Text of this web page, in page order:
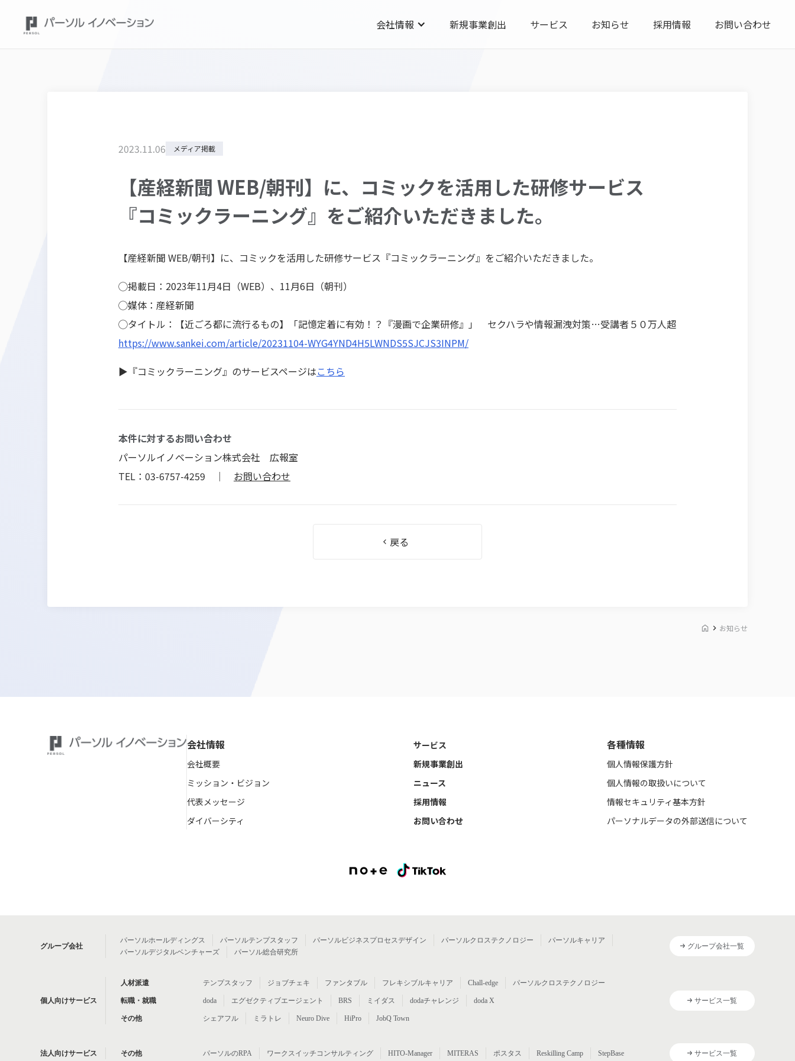
会社情報 新規事業創出 サービス お知らせ 採用情報 お問い合わせ
2023.11.06 メディア掲載
【産経新聞 WEB/朝刊】に、コミックを活用した研修サービス
『コミックラーニング』をご紹介いただきました。
【産経新聞 WEB/朝刊】に、コミックを活用した研修サービス『コミックラーニング』をご紹介いただきました。
◯掲載日：2023年11月4日（WEB）、11月6日（朝刊）
◯媒体：産経新聞
◯タイトル：【近ごろ都に流行るもの】「記憶定着に有効！？『漫画で企業研修』」 セクハラや情報漏洩対策…受講者５０万人超
https://www.sankei.com/article/20231104-WYG4YND4H5LWNDS5SJCJS3INPM/
▶『コミックラーニング』のサービスページはこちら
本件に対するお問い合わせ
パーソルイノベーション株式会社 広報室
TEL：03-6757-4259 ｜ お問い合わせ
戻る
お知らせ
会社情報
会社概要
ミッション・ビジョン
代表メッセージ
ダイバーシティ
サービス
新規事業創出
ニュース
採用情報
お問い合わせ
各種情報
個人情報保護方針
個人情報の取扱いについて
情報セキュリティ基本方針
パーソナルデータの外部送信について
グループ会社
パーソルホールディングス パーソルテンプスタッフ パーソルビジネスプロセスデザイン パーソルクロステクノロジー
パーソルキャリア
パーソルデジタルベンチャーズ
パーソル総合研究所
グループ会社一覧
個人向けサービス
人材派遣 テンプスタッフ ジョブチェキ ファンタブル フレキシブルキャリア Chall-edge パーソルクロステクノロジー
転職・就職 doda エグゼクティブエージェント BRS ミイダス dodaチャレンジ doda X
その他 シェアフル ミラトレ Neuro Dive HiPro JobQ Town
サービス一覧
法人向けサービス その他 パーソルのRPA ワークスイッチコンサルティング HITO-Manager MITERAS ポスタス Reskilling Camp StepBase サービス一覧